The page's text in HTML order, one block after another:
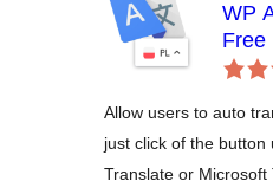
WP
Free
Allow users to auto
just click of the button
Translate or Microsoft